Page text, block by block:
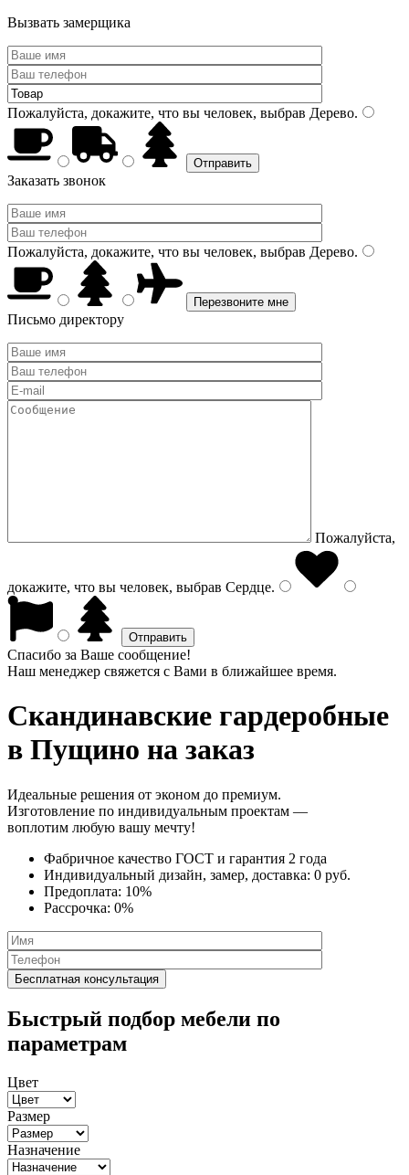
Вызвать замерщика
Пожалуйста, докажите, что вы человек, выбрав Дерево.
Заказать звонок
Пожалуйста, докажите, что вы человек, выбрав Дерево.
Письмо директору
Пожалуйста,
докажите, что вы человек, выбрав Сердце.
Спасибо за Ваше сообщение!
Наш менеджер свяжется с Вами в ближайшее время.
Скандинавские гардеробные
в Пущино на заказ
Идеальные решения от эконом до премиум.
Изготовление по индивидуальным проектам —
воплотим любую вашу мечту!
Фабричное качество ГОСТ и гарантия 2 года
Индивидуальный дизайн, замер, доставка: 0 руб.
Предоплата: 10%
Рассрочка: 0%
Быстрый подбор мебели по
параметрам
Цвет
Размер
Назначение